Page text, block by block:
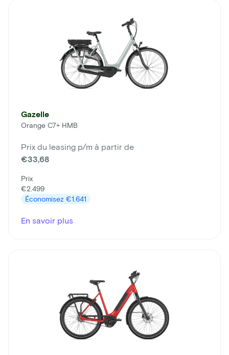
Gazelle
Orange C7+ HMB
Prix du leasing p/m à partir de
€33,68
Prix
€2.499
Économisez €1.641
En savoir plus